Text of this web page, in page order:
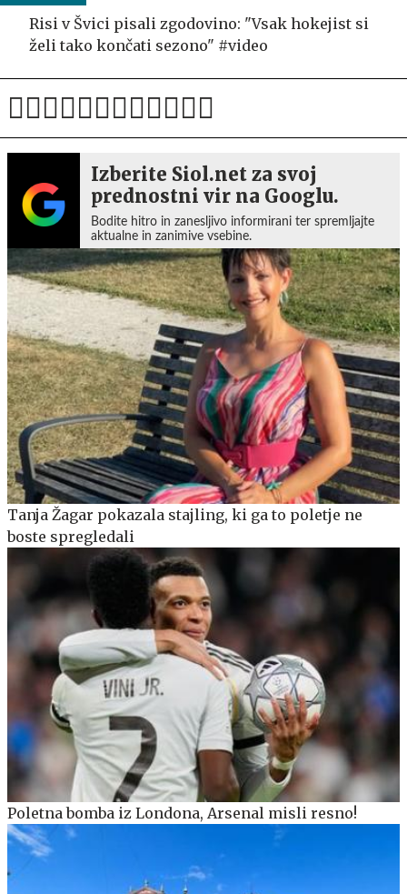
Risi v Švici pisali zgodovino: "Vsak hokejist si
želi tako končati sezono" #video
Izberite Siol.net za svoj
prednostni vir na Googlu.
Bodite hitro in zanesljivo informirani ter spremljajte
aktualne in zanimive vsebine.
Tanja Žagar pokazala stajling, ki ga to poletje ne
boste spregledali
Poletna bomba iz Londona, Arsenal misli resno!